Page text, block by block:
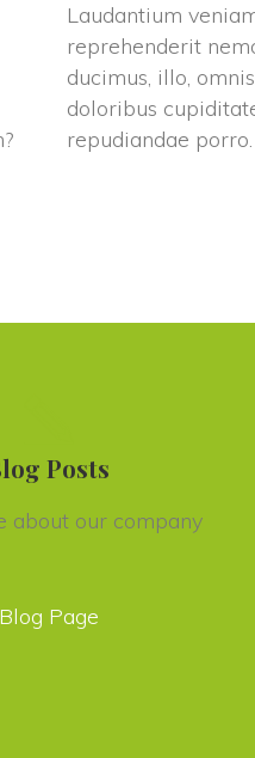
Laudantium
reprehenderit
ducimus, illo,
doloribus
repudiandae porro.
Post
about our company
Blog Page